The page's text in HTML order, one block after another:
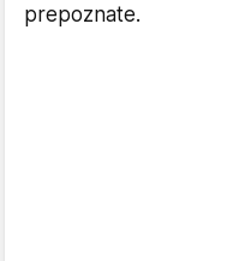
prepoznate.